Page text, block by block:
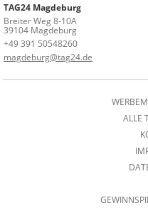
TAG24 Magdeburg
Breiter Weg 8-10A
39104 Magdeburg
+49 391 50548260
magdeburg@tag24.de
ALLE